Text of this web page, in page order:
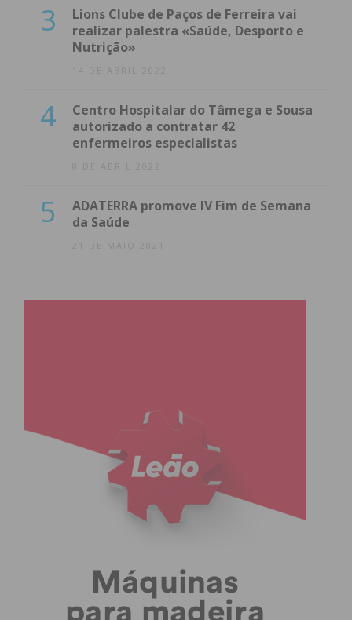
3
Lions Clube de Paços de Ferreira vai
realizar palestra «Saúde, Desporto e
Nutrição»
14 DE ABRIL 2022
4
Centro Hospitalar do Tâmega e Sousa
autorizado a contratar 42
enfermeiros especialistas
8 DE ABRIL 2022
5
ADATERRA promove IV Fim de Semana
da Saúde
21 DE MAIO 2021